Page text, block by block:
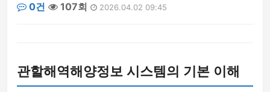
0건
107회 2026.04.02 09:45
관할해역해양정보 시스템의 기본 이해